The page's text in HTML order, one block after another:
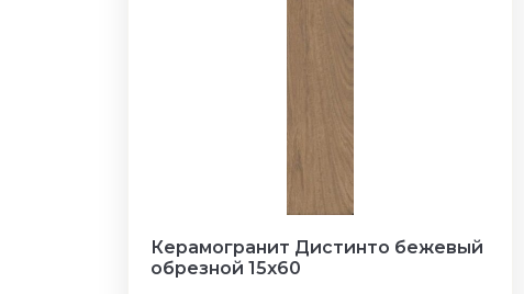
Керамогранит Дистинто бежевый
обрезной 15x60